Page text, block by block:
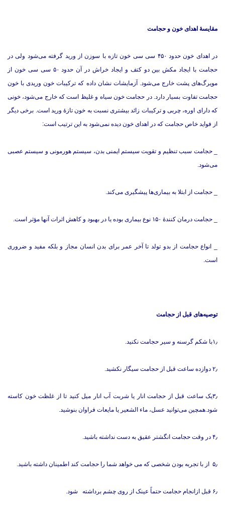
مقایسۀ اهدای خون و حجامت
در اهدای خون‌ حدود ۴۵۰ سی سی خون تازه با سوزن از ورید گرفته می‌شود ولی در
حجامت با ایجاد مکش بین دو کتف و ایجاد خراش در آن حدود ۵۰ سی سی خون از
مویرگ‌های پشت خارج می‌شود. آزمایشات نشان داده که ترکیبات خون وریدی با خون
حجامت تفاوت بسیار دارد. در حجامت خون سیاه و غلیظ است که خارج می‌شود، خونی
که دارای اوره، چربی و ترکیبات زائد بیشتری نسبت به خون تازۀ ورید است. برخی دیگر
از فواید خاص حجامت که در اهدای خون دیده نمی‌شود به این ترتیب است:
_ حجامت سبب تنظیم و تقویت سیستم ایمنی بدن، سیستم هورمونی و سیستم عصبی
می‌شود.
_ حجامت از ابتلا به بیماری‌ها پیشگیری می‌کند.
_ حجامت درمان کنندۀ ۱۵۰ نوع بیماری بوده یا در بهبود و کاهش اثرات آنها مؤثر است.
_ انواع حجامت از بدو تولد تا آخر عمر برای بدن انسان مجاز و بلکه مفید و ضروری
است.
توصیه‌های قبل از حجامت
۱٫با شکم گرسنه و سیر حجامت نکنید.
۲٫ دوازده ساعت قبل از حجامت سیگار نکشید.
۳٫یک ساعت قبل از حجامت انار یا شربت آب انار میل کنید تا از غلظت خون کاسته
شود.همچین می‌توانید عسل، ماء الشعیر یا مایعات فراوان بنوشید.
۴٫ در وقت حجامت انگشتر عقیق به دست نداشته باشید.
۵٫ از با تجربه بودن شخصی که می خواهد شما را حجامت کند اطمینان داشته باشید.
۶٫ قبل ازانجام حجامت حتماً عینک از روی چشم برداشته شود.